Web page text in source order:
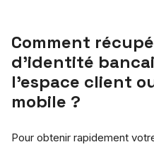
Comment
d’identité
l’espace client
mobile ?
Pour obtenir rapidement